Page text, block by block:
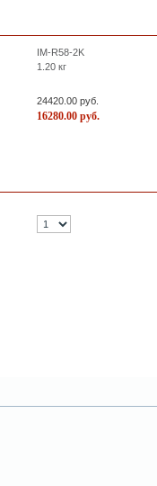
IM-R58-2K
1.20 кг
24420.00 руб.
16280.00 руб.